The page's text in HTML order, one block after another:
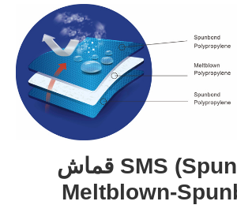
قماش SMS (Spunbond-
Meltblown-